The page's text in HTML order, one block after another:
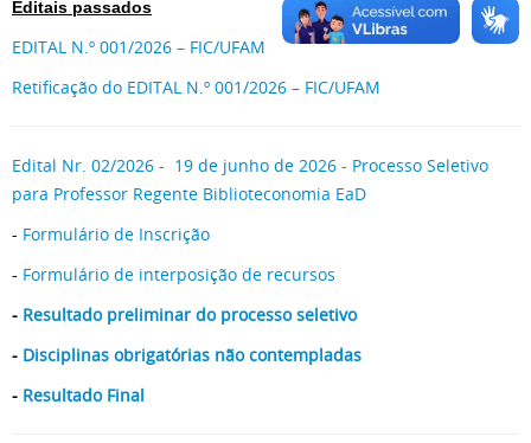
Editais passados
EDITAL N.º 001/2026 – FIC/UFAM
Retificação do EDITAL N.º 001/2026 – FIC/UFAM
Edital Nr. 02/2026 - 19 de junho de 2026 - Processo Seletivo
para Professor Regente Biblioteconomia EaD
- Formulário de Inscrição
- Formulário de interposição de recursos
- Resultado preliminar do processo seletivo
- Disciplinas obrigatórias não contempladas
- Resultado Final